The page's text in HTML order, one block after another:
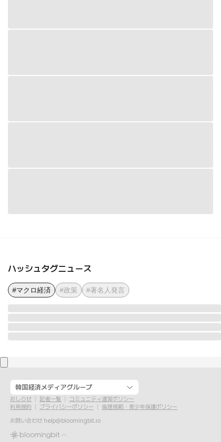
ハッシュタグニュース
#マクロ経済 #政策 #著名人発言
韓国経済メディアグループ
おしらせ 記者一覧
コミュニティ運営ポリシー
利用規約
プライバシーポリシー
倫理規範・青少年保護ポリシー
お問い合わせ help@bloomingbit.io